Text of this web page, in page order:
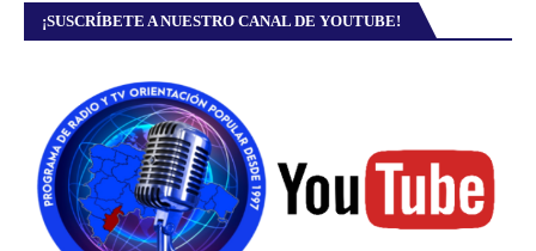
¡SUSCRÍBETE A NUESTRO CANAL DE YOUTUBE!